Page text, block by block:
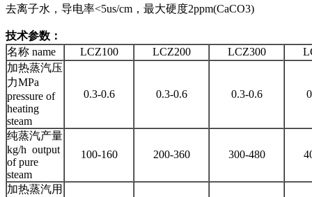
去离子水，导电率<5us/cm，最大硬度2ppm(CaCO3)
技术参数：
名称 name
LCZ100 LCZ200 LCZ300
加热蒸汽压
力MPa
pressure of
heating
steam
0.3-0.6 0.3-0.6 0.3-0.6
纯蒸汽产量
kg/h output
of pure
steam
100-160 200-360 300-480
加热蒸汽用